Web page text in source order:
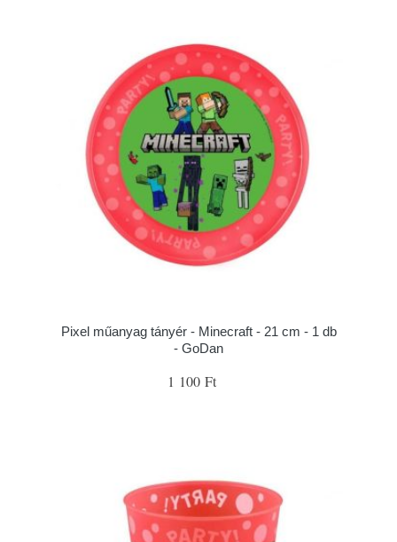
Pixel műanyag tányér - Minecraft - 21 cm - 1 db
- GoDan
1 100 Ft